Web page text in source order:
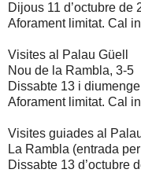
Dijous 11 d’octubre de
Aforament limitat. Cal
Visites al Palau Güell
Nou de la Rambla, 3-5
Dissabte 13 i
Aforament limitat. Cal
Visites guiades al
La Rambla (entrada
Dissabte 13 d’octubre